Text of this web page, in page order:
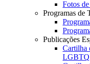
Fotos
Programas de
Publicações
Cartilha